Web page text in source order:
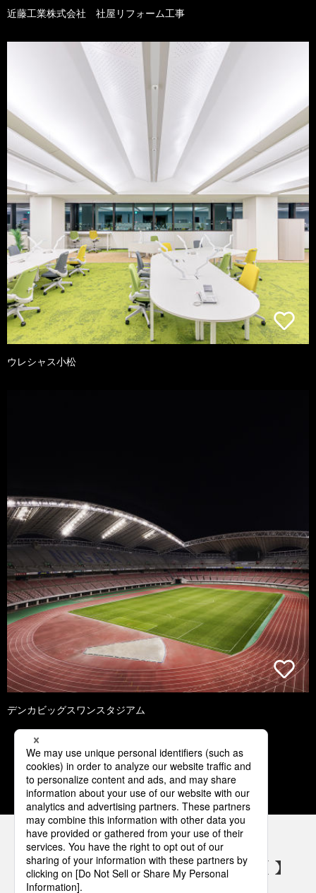
近藤工業株式会社 社屋リフォーム工事
ウレシャス小松
デンカビッグスワンスタジアム
1 2 3 4 5
パナソニックの電気設備 SNSアカウント